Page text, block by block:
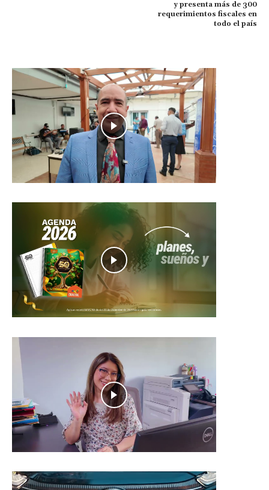
y presenta más de 300
requerimientos fiscales en
todo el país